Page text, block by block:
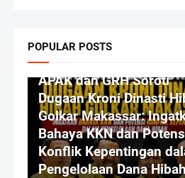
POPULAR POSTS
APAK dan GRH Soroti
Dugaan Kroni Dinasti
Golkar Makassar:
Bahaya KKN dan
Konflik Kepentingan
Pengelolaan Dana